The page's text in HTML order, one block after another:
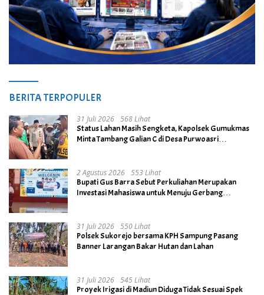
BERITA TERPOPULER
31 Juli 2026 568 Lihat
Status Lahan Masih Sengketa, Kapolsek Gumukmas
Minta Tambang Galian C di Desa Purwoasri
2 Agustus 2026 553 Lihat
Bupati Gus Barra Sebut Perkuliahan Merupakan
Investasi Mahasiswa untuk Menuju Gerbang
31 Juli 2026 550 Lihat
Polsek Sukorejo bersama KPH Sampung Pasang
Banner Larangan Bakar Hutan dan Lahan
31 Juli 2026 545 Lihat
Proyek Irigasi di Madiun Diduga Tidak Sesuai Spek